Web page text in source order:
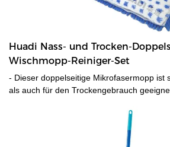
Huadi Nass- und Trocken-
Wischmopp-Reiniger-Set
- Dieser doppelseitige Mikrofasermopp ist
als auch für den Trockengebrauch
Bodens, ohne Rückstände zu
Nassreinigung und die andere zum
verwendet werden.- Die Pads lassen sich